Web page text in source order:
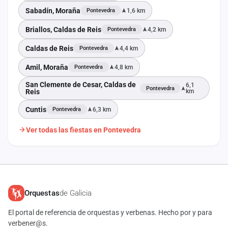
Sabadín, Moraña Pontevedra 1,6 km
Briallos, Caldas de Reis Pontevedra 4,2 km
Caldas de Reis Pontevedra 4,4 km
Amil, Moraña Pontevedra 4,8 km
San Clemente de Cesar, Caldas de
Reis
Pontevedra
6,1
km
Cuntis Pontevedra 6,3 km
Ver todas las fiestas en Pontevedra
Orquestasde Galicia
El portal de referencia de orquestas y verbenas. Hecho por y para
verbener@s.